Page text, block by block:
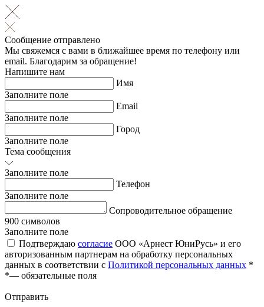
Сообщение отправлено
Мы свяжемся с вами в ближайшее время по телефону или
email. Благодарим за обращение!
Напишите нам
Имя
Заполните поле
Email
Заполните поле
Город
Заполните поле
Тема сообщения
Заполните поле
Телефон
Заполните поле
Сопроводительное обращение
900 символов
Заполните поле
Подтверждаю согласие ООО «Арнест ЮниРусь» и его
авторизованным партнерам на обработку персональных
данных в соответствии с Политикой персональных данных *
*— обязательные поля
Отправить